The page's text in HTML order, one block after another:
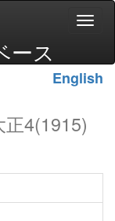
ース
English
4(1915)